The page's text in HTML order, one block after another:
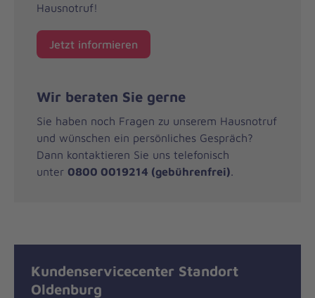
Hausnotruf!
Jetzt informieren
Wir beraten Sie gerne
Sie haben noch Fragen zu unserem Hausnotruf
und wünschen ein persönliches Gespräch?
Dann kontaktieren Sie uns telefonisch
unter 0800 0019214 (gebührenfrei).
Kundenservicecenter Standort
Oldenburg